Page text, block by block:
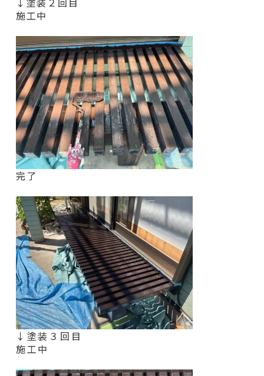
施工中
完了
↓塗装３回目
施工中